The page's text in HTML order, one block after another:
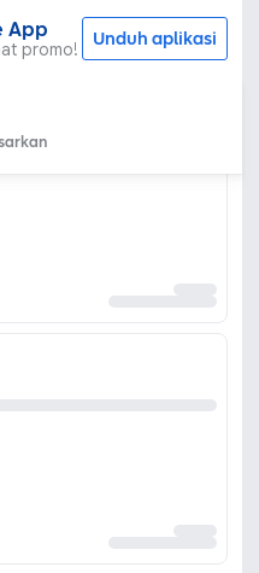
App
promo! Unduh aplikasi